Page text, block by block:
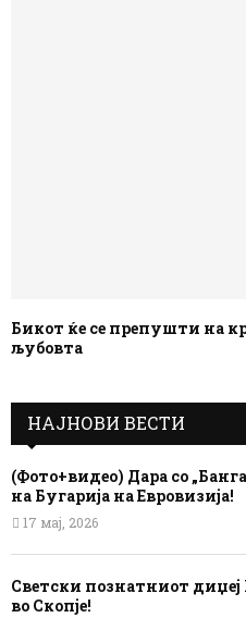
Бикот ќе се препушти на
љубовта
НАЈНОВИ ВЕСТИ
(Фото+видео) Дара со
на Бугарија на Евровизија!
17 мај, 2026
Светски познатниот диџеј
во Скопје!